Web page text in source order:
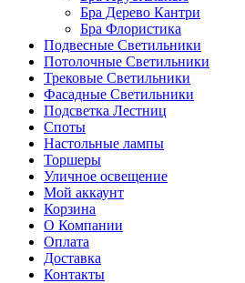
Бра Дерево Кантри
Бра Флористика
Подвесные Светильники
Потолочные Светильники
Трековые Светильники
Фасадные Светильники
Подсветка Лестниц
Споты
Настольные лампы
Торшеры
Уличное освещение
Мой аккаунт
Корзина
О Компании
Оплата
Доставка
Контакты